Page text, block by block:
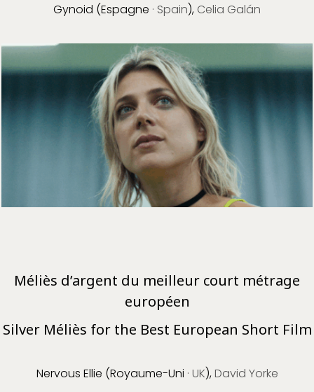
Gynoid (Espagne · Spain), Celia Galán
Méliès d’argent du meilleur court métrage
européen
Silver Méliès for the Best European Short Film
Nervous Ellie (Royaume-Uni · UK),David Yorke